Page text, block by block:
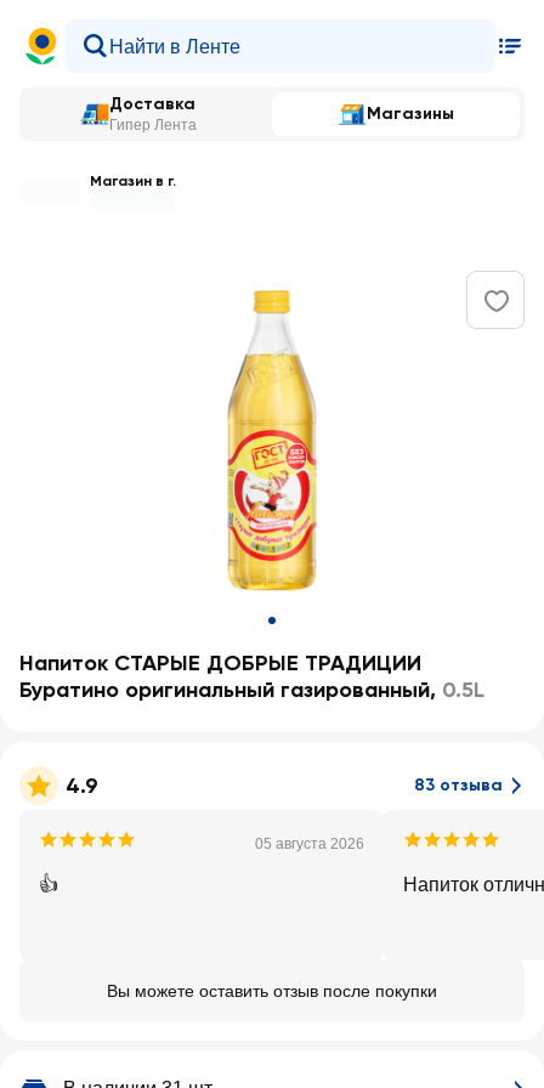
Доставка
Гипер Лента
Магазины
Магазин в г.
Напиток СТАРЫЕ ДОБРЫЕ ТРАДИЦИИ
Буратино оригинальный газированный, 0.5L
4.9 83 отзыва
05 августа 2026
👍 Напиток
Вы можете оставить отзыв после покупки